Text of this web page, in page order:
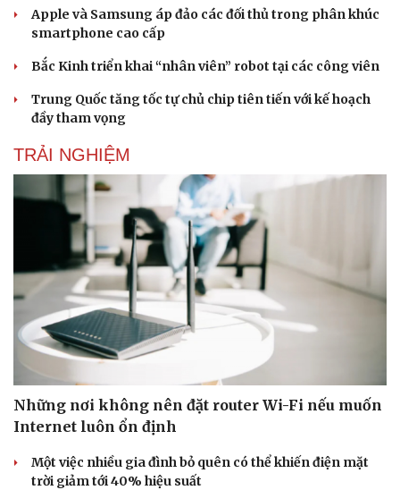
Sức khỏe
Apple và Samsung áp đảo các đối thủ trong phân khúc
smartphone cao cấp
Bắc Kinh triển khai “nhân viên” robot tại các công viên
Trung Quốc tăng tốc tự chủ chip tiên tiến với kế hoạch
đầy tham vọng
TRẢI NGHIỆM
Những nơi không nên đặt router Wi-Fi nếu muốn
Internet luôn ổn định
Một việc nhiều gia đình bỏ quên có thể khiến điện mặt
trời giảm tới 40% hiệu suất